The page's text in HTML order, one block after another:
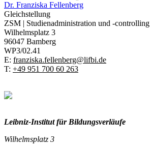
Dr. Franziska Fellenberg
Gleichstellung
ZSM | Studienadministration und -controlling
Wilhelmsplatz 3
96047 Bamberg
WP3/02.41
E: franziska.fellenberg@lifbi.de
T: +49 951 700 60 263
Leibniz-Institut für Bildungsverläufe
Wilhelmsplatz 3